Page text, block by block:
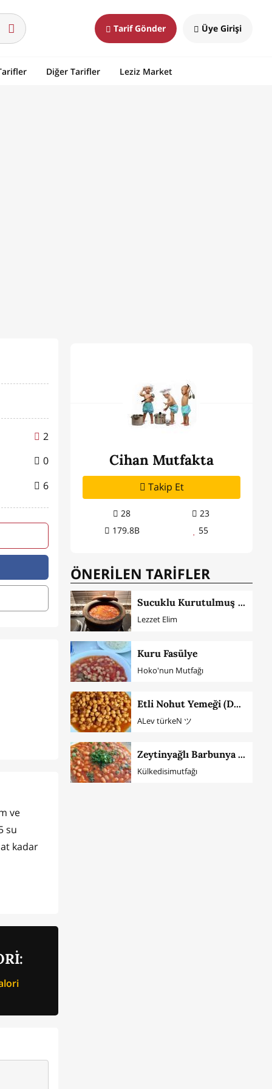
Tarif Gönder Üye Girişi
Diğer Tarifler Leziz Market
2
0
6
ve
su
kadar
Cihan Mutfakta
Takip Et
28
23
179.8B
55
ÖNERİLEN TARİFLER
Sucuklu Kurutulmuş Domatesli Kuru Fasulye
Lezzet Elim
Kuru Fasülye
Hoko'nun Mutfağı
Etli Nohut Yemeği (Düdüklüde)
ALev türkeN ツ
Zeytinyağlı Barbunya Tarifi (Püf Noktaları İle)
Külkedisimutfağı